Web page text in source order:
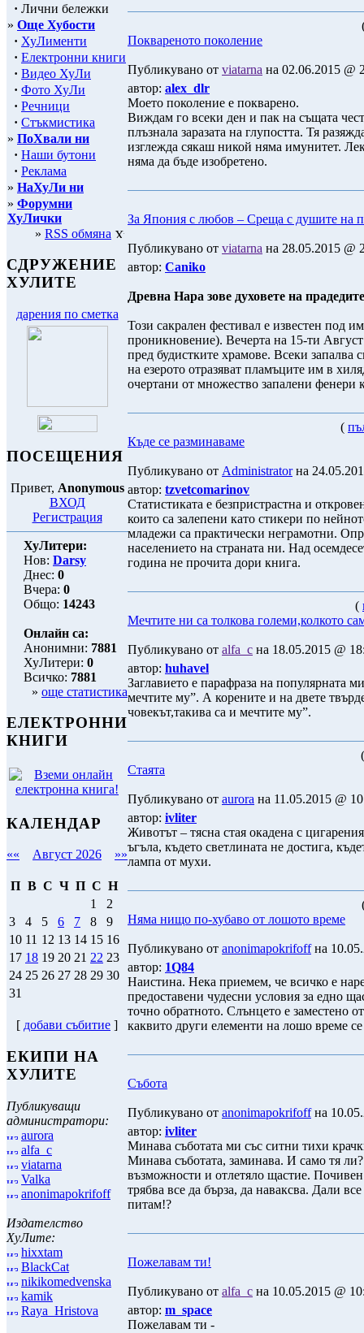
· Лични бележки
» Още Хубости
· ХуЛименти
· Електронни книги
· Видео ХуЛи
· Фото ХуЛи
· Речници
· Стъкмистика
» ПоХвали ни
· Наши бутони
· Реклама
» НаХуЛи ни
» Форумни
ХуЛички
» RSS обмяна
СДРУЖЕНИЕ
ХУЛИТЕ
дарения по сметка
ПОСЕЩЕНИЯ
Привет, Anonymous
ВХОД
Регистрация
ХуЛитери:
Нов: Darsy
Днес: 0
Вчера: 0
Общо: 14243
Онлайн са:
Анонимни: 7881
ХуЛитери: 0
Всичко: 7881
» още статистика
ЕЛЕКТРОННИ
КНИГИ
КАЛЕНДАР
«« Август 2026 »»
П В С Ч П С Н
1
2
3
4 5 6 7 8
9
10 11 12 13 14 15 16
17 18 19 20 21 22 23
24 25 26 27 28 29 30
31
[ добави събитие ]
ЕКИПИ НА
ХУЛИТЕ
Публикуващи
администратори:
aurora
alfa_c
viatarna
Valka
anonimapokrifoff
Издателство
ХуЛите:
hixxtam
BlackCat
nikikomedvenska
kamik
Raya_Hristova
Поквареното поколение
Публикувано от viatarna на 02.06.2015 @
автор: alex_dlr
Моето поколение е покварено.
Виждам го всеки ден и пак на същата
плъзнала заразата на глупостта. Тя
изглежда сякаш никой няма имунитет.
няма да бъде изобретено.
За Япония с любов – Среща с душите на
Публикувано от viatarna на 28.05.2015 @
автор: Caniko
Древна Нара зове духовете на прадедите
Този сакрален фестивал е известен
проникновение). Вечерта на 15-ти
пред будистките храмове. Всеки
на езерото отразяват пламъците им в
очертани от множество запалени фенери
(
Къде се разминаваме
Публикувано от Administratorна
автор: tzvetcomarinov
Статистиката е безпристрастна и
които са залепени като стикери по
младежи са практически неграмотни.
населението на страната ни. Над
година не прочита дори книга.
(
Мечтите ни са толкова големи,колкото
Публикувано от alfa_c на 18.05.2015 @
автор: huhavel
Заглавието е парафраза на популярната
мечтите му”. А корените и на двете
човекът,такива са и мечтите му”.
Стаята
Публикувано от aurora на 11.05.2015 @
автор: ivliter
Животът – тясна стая окадена с
ъгъла, където светлината не достига,
лампа от мухи.
Няма нищо по-хубаво от лошото време
Публикувано от anonimapokrifoffна
автор: 1Q84
Наистина. Нека приемем, че всичко е
предоставени чудесни условия за едно
точно обратното. Слънцето е заместено
каквито други елементи на лошо време се
Събота
Публикувано от anonimapokrifoffна
автор: ivliter
Минава съботата ми със ситни тихи
Минава съботата, заминава. И само тя
възможности и отлетяло щастие.
трябва все да бърза, да наваксва. Дали
питам!?
Пожелавам ти!
Публикувано от alfa_c на 10.05.2015 @
автор: m_space
Пожелавам ти -